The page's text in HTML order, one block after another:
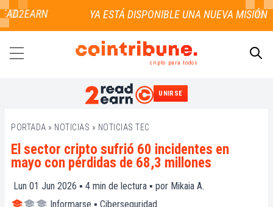
cripto para todos
UNIRSE
PORTADA » NOTICIAS » NOTICIAS TEC
El sector cripto sufrió 60 incidentes en
mayo con pérdidas de 68,3 millones
Lun 01 Jun 2026 ▪ 4 min de lectura ▪ por Mikaia A.
Informarse ▪ Ciberseguridad